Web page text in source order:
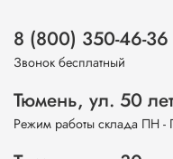
8 (800) 350-46-36
Звонок бесплатный
Тюмень, ул. 50
Режим работы склада ПН -